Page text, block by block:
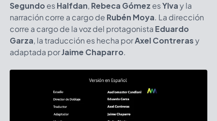
Segundo esHalfdan, Rebeca Gómez esYlvay la
narración corre a cargo de Rubén Moya. La dirección
corre a cargo de la voz del protagonista Eduardo
Garza, la traducción es hecha porAxel Contrerasy
adaptada porJaime Chaparro.